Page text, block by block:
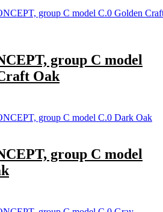
group C model
Oak
group C model